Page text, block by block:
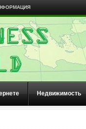
Недвижимость